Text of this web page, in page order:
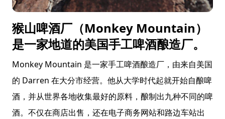
猴山啤酒厂（Monkey Mountain）
是一家地道的美国手工啤酒酿造厂。
Monkey Mountain 是一家手工啤酒酿造厂，由来自美国
的 Darren 在大分市经营。他从大学时代起就开始自酿啤
酒，并从世界各地收集最好的原料，酿制出九种不同的啤
酒。不仅在商店出售，还在电子商务网站和路边车站出